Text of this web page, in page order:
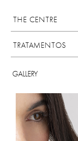
THE CENTRE
TRATAMENTOS
GALLERY